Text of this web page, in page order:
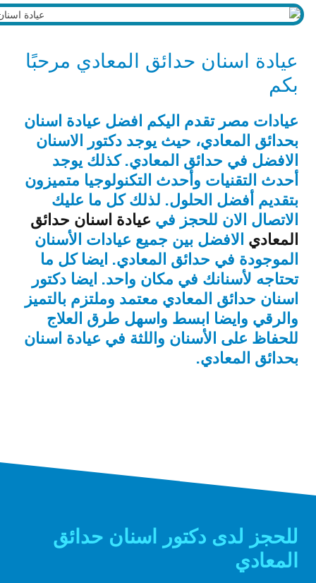
عيادة اسنان حدائق المعادي مرحبًا
بكم
عيادات مصر تقدم اليكم افضل عيادة اسنان
بحدائق المعادي، حيث يوجد دكتور الاسنان
الافضل في حدائق المعادي. كذلك يوجد
أحدث التقنيات وأحدث التكنولوجيا متميزون
بتقديم أفضل الحلول. لذلك كل ما عليك
الاتصال الان للحجز في عيادة اسنان حدائق
المعادي الافضل بين جميع عيادات الأسنان
الموجودة في حدائق المعادي. ايضا كل ما
تحتاجه لأسنانك في مكان واحد. ايضا دكتور
اسنان حدائق المعادي معتمد وملتزم بالتميز
والرقي وايضا ابسط واسهل طرق العلاج
للحفاظ على الأسنان واللثة في عيادة اسنان
بحدائق المعادي.
للحجز لدى دكتور اسنان حدائق
المعادي